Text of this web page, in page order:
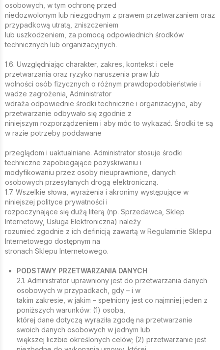
osobowych, w tym ochronę przed
niedozwolonym lub niezgodnym z prawem przetwarzaniem oraz
przypadkową utratą, zniszczeniem
lub uszkodzeniem, za pomocą odpowiednich środków
technicznych lub organizacyjnych.
1.6. Uwzględniając charakter, zakres, kontekst i cele
przetwarzania oraz ryzyko naruszenia praw lub
wolności osób fizycznych o różnym prawdopodobieństwie i
wadze zagrożenia, Administrator
wdraża odpowiednie środki techniczne i organizacyjne, aby
przetwarzanie odbywało się zgodnie z
niniejszym rozporządzeniem i aby móc to wykazać. Środki te są
w razie potrzeby poddawane
przeglądom i uaktualniane. Administrator stosuje środki
techniczne zapobiegające pozyskiwaniu i
modyfikowaniu przez osoby nieuprawnione, danych
osobowych przesyłanych drogą elektroniczną.
1.7. Wszelkie słowa, wyrażenia i akronimy występujące w
niniejszej polityce prywatności i
rozpoczynające się dużą literą (np. Sprzedawca, Sklep
Internetowy, Usługa Elektroniczna) należy
rozumieć zgodnie z ich definicją zawartą w Regulaminie Sklepu
Internetowego dostępnym na
stronach Sklepu Internetowego.
PODSTAWY PRZETWARZANIA DANYCH
2.1. Administrator uprawniony jest do przetwarzania danych
osobowych w przypadkach, gdy – i w
takim zakresie, w jakim – spełniony jest co najmniej jeden z
poniższych warunków: (1) osoba,
której dane dotyczą wyraziła zgodę na przetwarzanie
swoich danych osobowych w jednym lub
większej liczbie określonych celów; (2) przetwarzanie jest